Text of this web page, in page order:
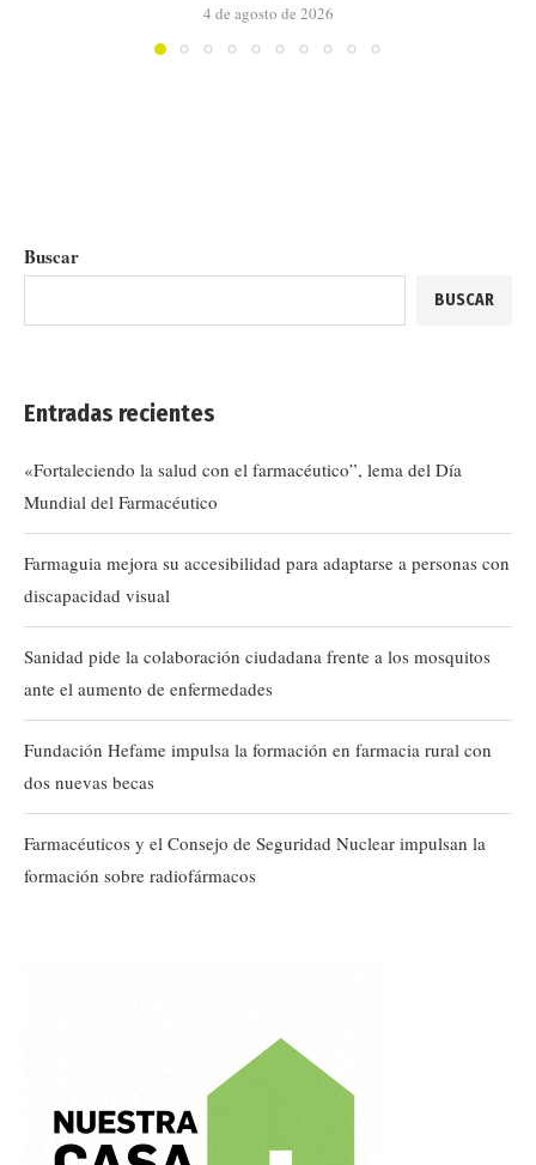
4 de agosto de 2026
Buscar
BUSCAR
Entradas recientes
«Fortaleciendo la salud con el farmacéutico”, lema del Día
Mundial del Farmacéutico
Farmaguia mejora su accesibilidad para adaptarse a personas con
discapacidad visual
Sanidad pide la colaboración ciudadana frente a los mosquitos
ante el aumento de enfermedades
Fundación Hefame impulsa la formación en farmacia rural con
dos nuevas becas
Farmacéuticos y el Consejo de Seguridad Nuclear impulsan la
formación sobre radiofármacos